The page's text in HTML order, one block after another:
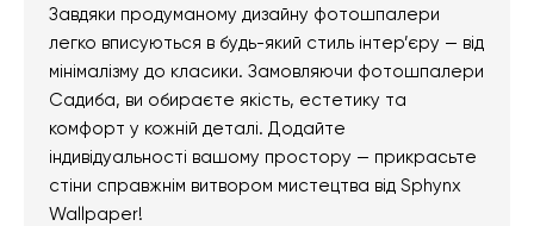
Завдяки продуманому дизайну фотошпалери
легко вписуються в будь-який стиль інтер’єру — від
мінімалізму до класики. Замовляючи фотошпалери
Садиба, ви обираєте якість, естетику та
комфорт у кожній деталі. Додайте
індивідуальності вашому простору — прикрасьте
стіни справжнім витвором мистецтва від Sphynx
Wallpaper!